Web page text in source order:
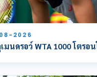
2026
นดรอว์ WTA 1000 โตรอน